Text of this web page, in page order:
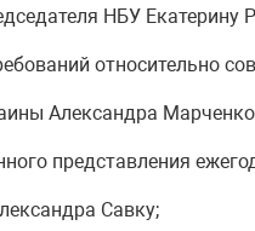
НБУ Екатерину
относительно
Александра
представления
Савку;